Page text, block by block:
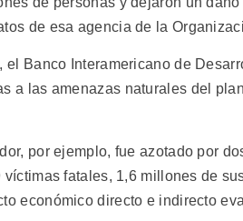
de esa agencia de la
el Banco Interamericano de
a las amenazas naturales del
por ejemplo, fue azotado por
víctimas fatales, 1,6 millones de
económico directo e indirecto